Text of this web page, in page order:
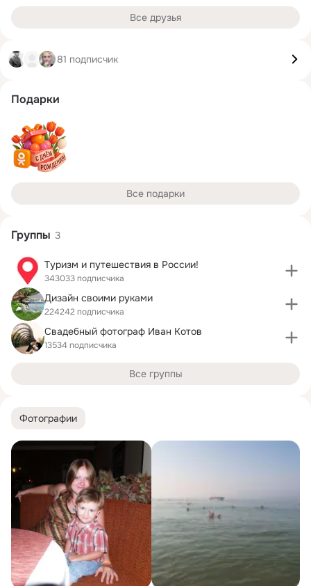
Фотографии
Все друзья
81 подписчик
Подарки
Все подарки
Группы 3
Туризм и путешествия в России!
343033 подписчика
Дизайн своими руками
224242 подписчика
Свадебный фотограф Иван Котов
13534 подписчика
Все группы